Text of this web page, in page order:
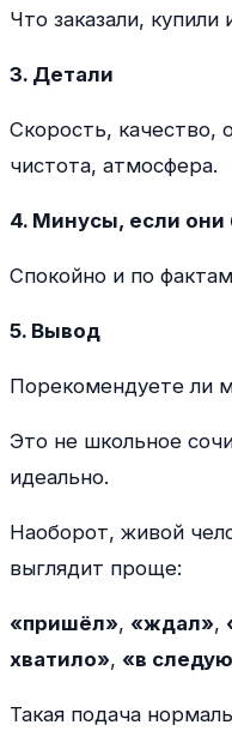
Что заказали, купили
3. Детали
Скорость, качество,
чистота, атмосфера.
4. Минусы, если они
Спокойно и по
5. Вывод
Порекомендуете ли
Это не школьное
идеально.
Наоборот, живой
выглядит проще:
«пришёл», «ждал»,
хватило», «в
Такая подача